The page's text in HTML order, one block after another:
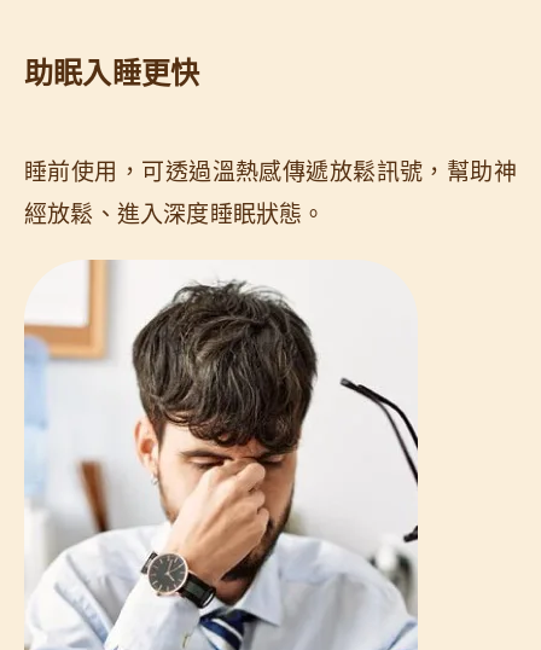
助眠入睡更快
睡前使用，可透過溫熱感傳遞放鬆訊號，幫助神
經放鬆、進入深度睡眠狀態。